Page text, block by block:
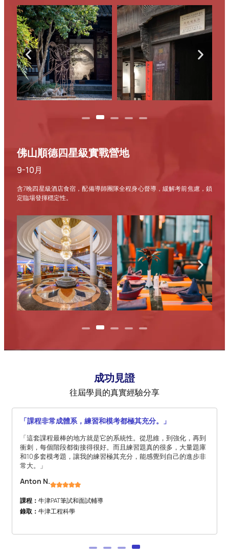
佛山順德四星級實戰營地
9-10月
含7晚四星級酒店食宿，配備導師團隊全程身心督導，緩解考前焦慮，鎖
定臨場發揮穩定性。
成功見證
往屆學員的真實經驗分享
「課程非常成體系，練習和模考都極其充分。」
「這套課程最棒的地方就是它的系統性。從思維，到強化，再到
衝刺，每個階段都銜接得很好。而且練習題真的很多，大量題庫
和10多套模考題，讓我的練習極其充分，能感覺到自己的進步非
常大。」
Anton N.
課程： 牛津PAT筆試和面試輔導
錄取： 牛津工程科學